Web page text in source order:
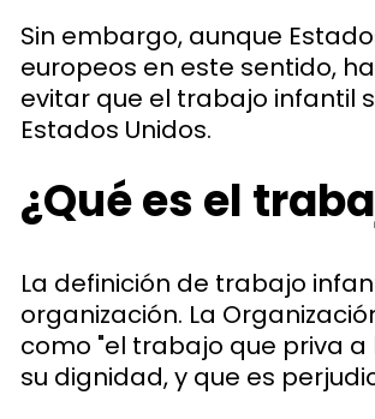
Sin embargo, aunque
europeos en este sentido,
evitar que el trabajo infantil
Estados Unidos.
¿Qué es el
La definición de trabajo
organización. La
como "el trabajo que priva a
su dignidad, y que es